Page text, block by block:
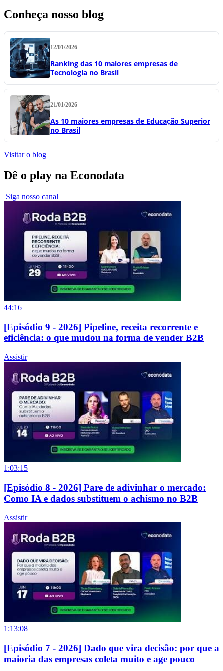
Conheça nosso blog
12/01/2026
Ranking das 10 maiores empresas de
Tecnologia no Brasil
21/01/2026
As 10 maiores empresas de Educação Superior
no Brasil
Visitar o blog
Dê o play na Econodata
Siga nosso canal
44:16
[Episódio 9 - 2026] Pipeline, receita recorrente e
eficiência: o que mudou na forma de vender B2B
Assistir
1:03:15
[Episódio 8 - 2026] Pare de adivinhar o mercado:
Como IA e dados substituem o achismo no B2B
Assistir
1:13:08
[Episódio 7 - 2026] Dado que vira decisão: por que a
maioria das empresas coleta muito e age pouco